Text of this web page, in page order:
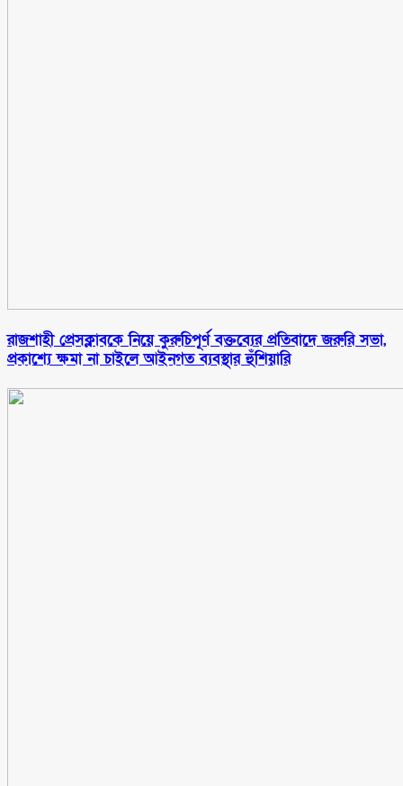
রাজশাহী প্রেসক্লাবকে নিয়ে কুরুচিপূর্ণ বক্তব্যের প্রতিবাদে জরুরি সভা,
প্রকাশ্যে ক্ষমা না চাইলে আইনগত ব্যবস্থার হুঁশিয়ারি